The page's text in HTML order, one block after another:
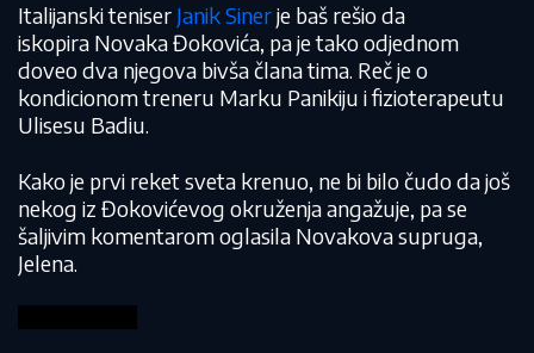
Italijanski teniser Janik Sinerje baš rešio da
iskopira Novaka Đokovića, pa je tako odjednom
doveo dva njegova bivša člana tima. Reč je o
kondicionom treneru Marku Panikiju i fizioterapeutu
Ulisesu Badiu.
Kako je prvi reket sveta krenuo, ne bi bilo čudo da još
nekog iz Đokovićevog okruženja angažuje, pa se
šaljivim komentarom oglasila Novakova supruga,
Jelena.